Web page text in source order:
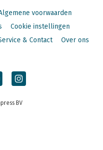
voorwaarden
Cookie instellingen
& Contact Over ons
BV